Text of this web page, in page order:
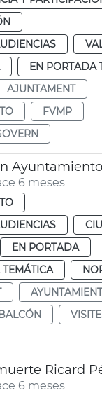
EN PORTADA
AJUNTAMENT
FVMP
6 meses
EN PORTADA
6 meses